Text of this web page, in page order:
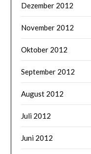
Dezember 2012
November 2012
Oktober 2012
September 2012
August 2012
Juli 2012
Juni 2012